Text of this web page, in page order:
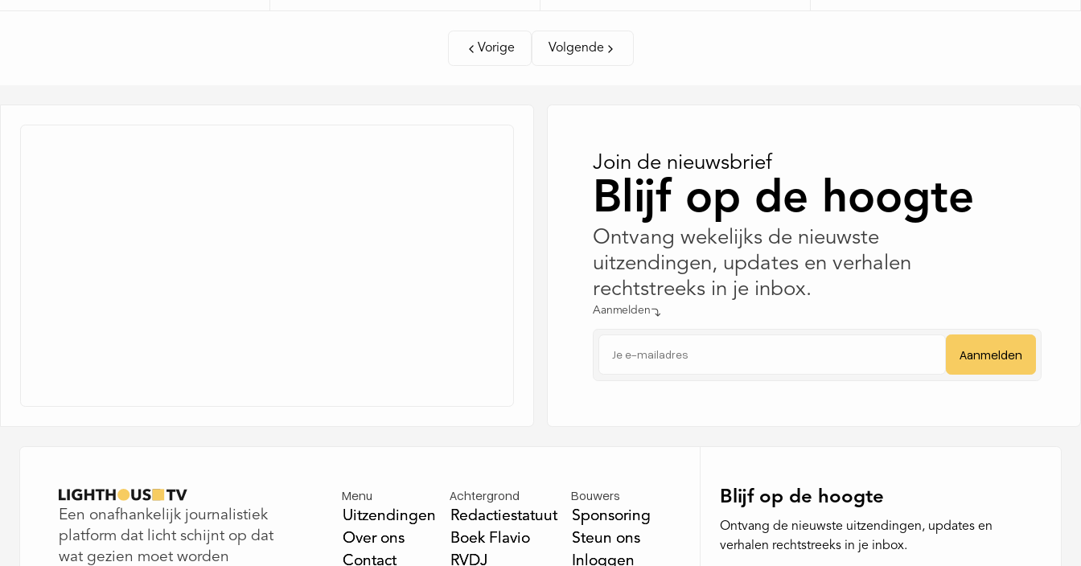
Vorige Volgende
Join de nieuwsbrief
Blijf op de hoogte
Ontvang wekelijks de nieuwste
uitzendingen, updates en verhalen
rechtstreeks in je inbox.
Aanmelden
Een onafhankelijk journalistiek
platform dat licht schijnt op dat
wat gezien moet worden
Menu
Uitzendingen
Uitzendingen
Over ons
Over ons
Contact
Contact
Achtergrond
Redactiestatuut
Redactiestatuut
Boek Flavio
Boek Flavio
RVDJ
RVDJ
Bouwers
Sponsoring
Sponsoring
Steun ons
Steun ons
Inloggen
Inloggen
Blijf op de hoogte
Ontvang de nieuwste uitzendingen, updates en
verhalen rechtstreeks in je inbox.